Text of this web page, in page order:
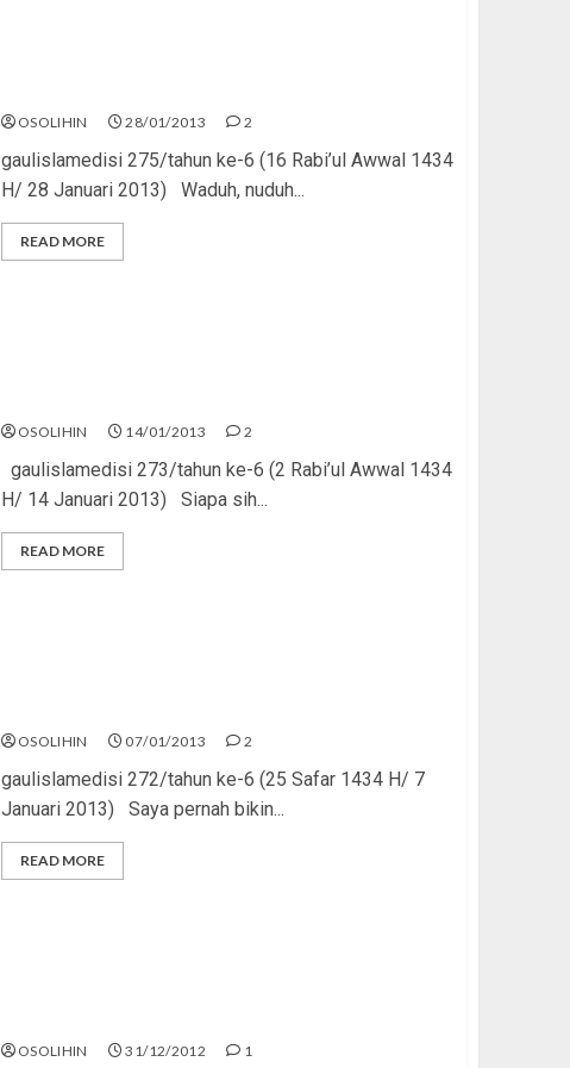
OSOLIHIN 28/01/2013 2
gaulislamedisi 275/tahun ke-6 (16 Rabi’ul Awwal 1434
H/ 28 Januari 2013) Waduh, nuduh...
READ MORE
OSOLIHIN 14/01/2013 2
gaulislamedisi 273/tahun ke-6 (2 Rabi’ul Awwal 1434
H/ 14 Januari 2013) Siapa sih...
READ MORE
OSOLIHIN 07/01/2013 2
gaulislamedisi 272/tahun ke-6 (25 Safar 1434 H/ 7
Januari 2013) Saya pernah bikin...
READ MORE
OSOLIHIN 31/12/2012 1